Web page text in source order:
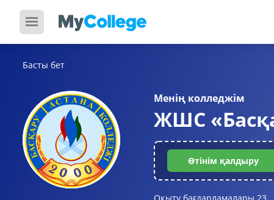
Басты бет
Менің колледжім
ЖШС
Өтінім қалдыру